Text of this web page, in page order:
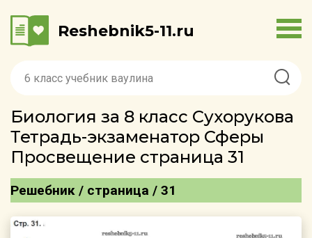
Reshebnik5-11.ru
Биология за 8 класс Сухорукова
Тетрадь-экзаменатор Сферы
Просвещение страница 31
Решебник / страница / 31